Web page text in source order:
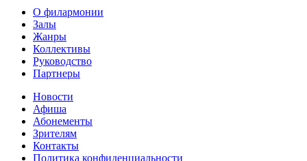
О филармонии
Залы
Жанры
Коллективы
Руководство
Партнеры
Новости
Афиша
Абонементы
Зрителям
Контакты
Политика конфиденциальности